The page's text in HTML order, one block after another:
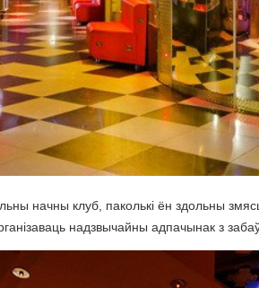
начны клуб, паколькі ён здольны
надзвычайны адпачынак з